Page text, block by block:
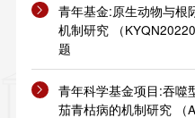
青年基金:原生动物与根
机制研究 （
题
青年科学基金项目:吞噬
茄青枯病的机制研究 （